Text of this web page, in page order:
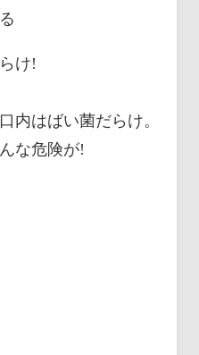
け!
内はばい菌だらけ。
な危険が!